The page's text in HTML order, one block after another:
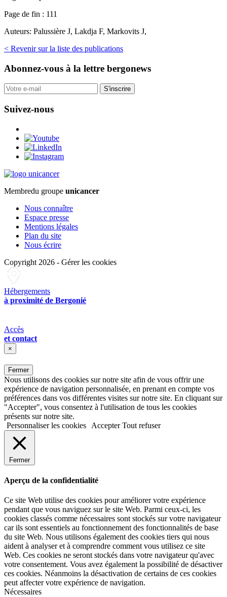
Page de fin : 111
Auteurs: Palussière J, Lakdja F, Markovits J,
< Revenir sur la liste des publications
Abonnez-vous à la lettre bergonews
S'inscrire
Suivez-nous
Membredu groupe unicancer
Nous connaître
Espace presse
Mentions légales
Plan du site
Nous écrire
Copyright 2026 - Gérer les cookies
Hébergements
à proximité de Bergonié
Accès
et contact
×
Fermer
Nous utilisons des cookies sur notre site afin de vous offrir une
expérience de navigation personnalisée, en prenant en compte vos
préférences dans vos différentes visites sur notre site. En cliquant sur
"Accepter", vous consentez à l'utilisation de tous les cookies
présents sur notre site.
Personnaliser les cookies
Accepter Tout refuser
Fermer
Aperçu de la confidentialité
Ce site Web utilise des cookies pour améliorer votre expérience
pendant que vous naviguez sur le site Web. Parmi ceux-ci, les
cookies classés comme nécessaires sont stockés sur votre navigateur
car ils sont essentiels au fonctionnement des fonctionnalités de base
du site Web. Nous utilisons également des cookies tiers qui nous
aident à analyser et à comprendre comment vous utilisez ce site
Web. Ces cookies ne seront stockés dans votre navigateur qu'avec
votre consentement. Vous avez également la possibilité de désactiver
ces cookies. Néanmoins la désactivation de certains de ces cookies
peut affecter votre expérience de navigation.
Nécessaires